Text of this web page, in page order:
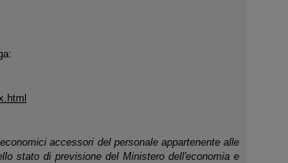
accessori del personale appartenente alle
stato di previsione del Ministero dell'economia e